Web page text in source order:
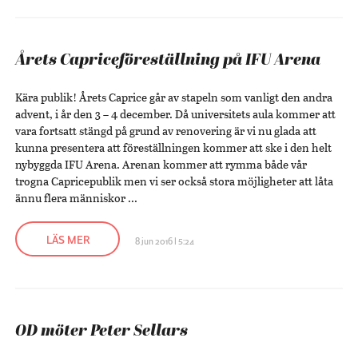
Årets Capriceföreställning på IFU Arena
Kära publik! Årets Caprice går av stapeln som vanligt den andra
advent, i år den 3 – 4 december. Då universitets aula kommer att
vara fortsatt stängd på grund av renovering är vi nu glada att
kunna presentera att föreställningen kommer att ske i den helt
nybyggda IFU Arena. Arenan kommer att rymma både vår
trogna Capricepublik men vi ser också stora möjligheter att låta
ännu flera människor ...
LÄS MER 8 jun 2016 | 5:24
OD möter Peter Sellars